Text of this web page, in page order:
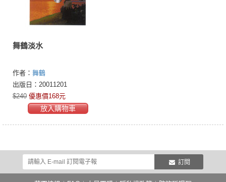
舞鶴淡水
作者： 舞鶴
出版日：20011201
$240 優惠價168元
放入購物車
訂閱